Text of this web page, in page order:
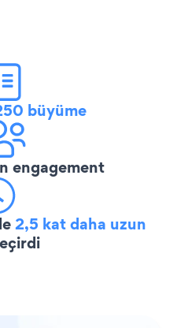
büyüme
engagement
2,5 kat daha uzun